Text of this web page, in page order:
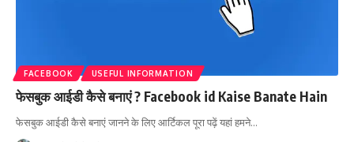
FACEBOOK USEFUL INFORMATION
फेसबुक आईडी कैसे बनाएं ? Facebook id Kaise Banate Hain
फेसबुक आईडी कैसे बनाएं जानने के लिए आर्टिकल पूरा पढ़ें यहां हमने…